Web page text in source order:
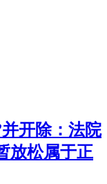
开除：法院
放松属于正